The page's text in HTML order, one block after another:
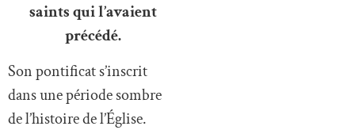
saints qui l’avaient
précédé.
Son pontificat s’inscrit
dans une période sombre
de l’histoire de l’Église.